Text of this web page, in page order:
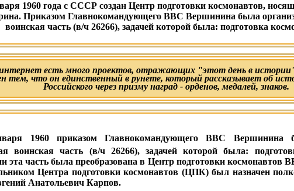
1960 года с СССР создан Центр подготовки космонавтов,
Приказом Главнокомандующего ВВС Вершинина была
воинская часть (в/ч 26266), задачей которой была: подготовка
есть много проектов, отражающих "этот день в
тем, что он единственный в рунете, который рассказывает об
Российского через призму наград - орденов, медалей, знаков.
1960 приказом Главнокомандующего ВВС Вершинина
воинская часть (в/ч 26266), задачей которой была:
эта часть была преобразована в Центр подготовки космонавтов
Центра подготовки космонавтов (ЦПК) был назначен
Анатольевич Карпов.